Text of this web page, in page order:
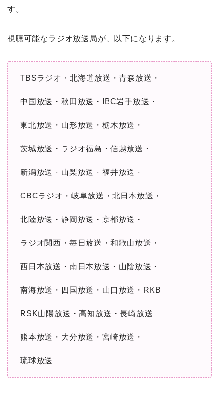
す。
視聴可能なラジオ放送局が、以下になります。
TBSラジオ・北海道放送・青森放送・
中国放送・秋田放送・IBC岩手放送・
東北放送・山形放送・栃木放送・
茨城放送・ラジオ福島・信越放送・
新潟放送・山梨放送・福井放送・
CBCラジオ・岐阜放送・北日本放送・
北陸放送・静岡放送・京都放送・
ラジオ関西・毎日放送・和歌山放送・
西日本放送・南日本放送・山陰放送・
南海放送・四国放送・山口放送・RKB
RSK山陽放送・高知放送・長崎放送
熊本放送・大分放送・宮崎放送・
琉球放送